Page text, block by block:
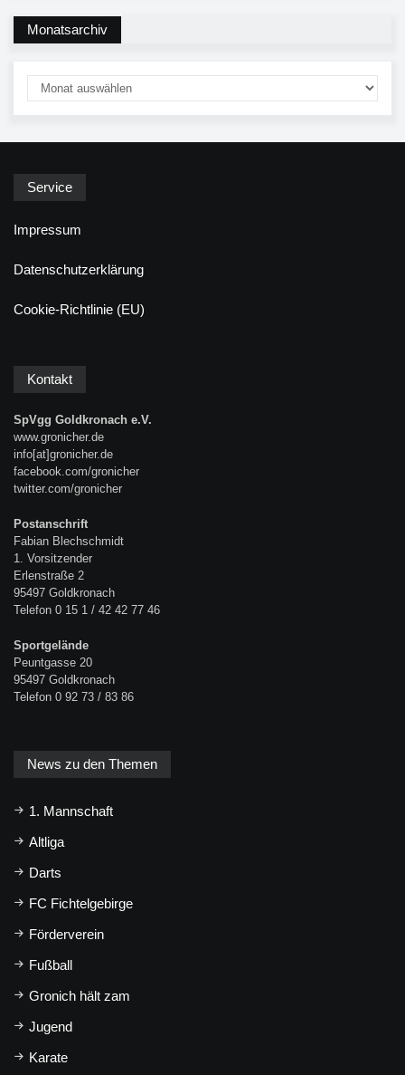
Monatsarchiv
Service
Impressum
Datenschutzerklärung
Cookie-Richtlinie (EU)
Kontakt
SpVgg Goldkronach e.V.
www.gronicher.de
info[at]gronicher.de
facebook.com/gronicher
twitter.com/gronicher
Postanschrift
Fabian Blechschmidt
1. Vorsitzender
Erlenstraße 2
95497 Goldkronach
Telefon 0 15 1 / 42 42 77 46
Sportgelände
Peuntgasse 20
95497 Goldkronach
Telefon 0 92 73 / 83 86
News zu den Themen
1. Mannschaft
Altliga
Darts
FC Fichtelgebirge
Förderverein
Fußball
Gronich hält zam
Jugend
Karate